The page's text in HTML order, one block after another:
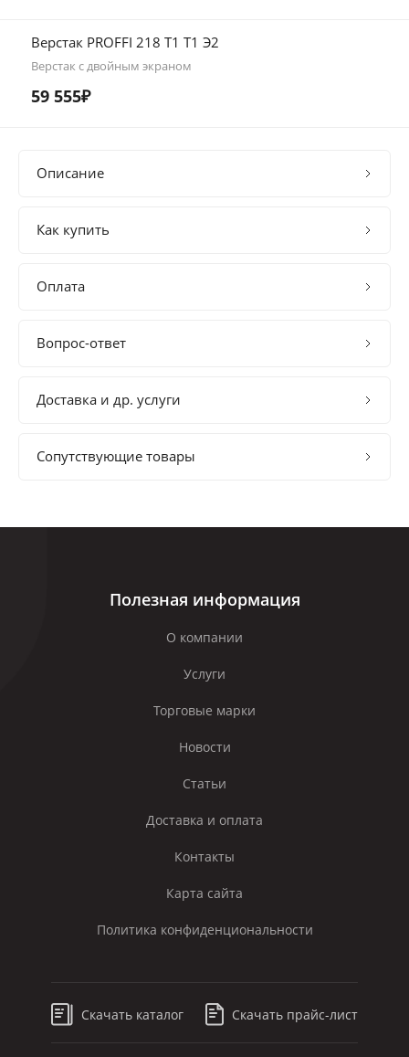
Верстак PROFFI 218 Т1 Т1 Э2
Верстак с двойным экраном
59 555₽
Описание
Как купить
Оплата
Вопрос-ответ
Доставка и др. услуги
Сопутствующие товары
Полезная информация
О компании
Услуги
Торговые марки
Новости
Статьи
Доставка и оплата
Контакты
Карта сайта
Политика конфиденциональности
Скачать каталог Скачать прайс-лист